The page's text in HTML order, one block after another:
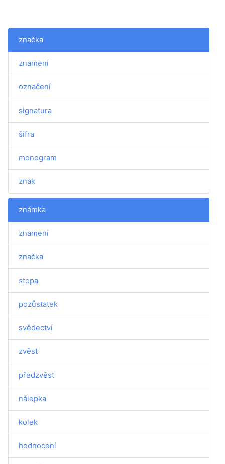
značka
znamení
označení
signatura
šifra
monogram
znak
známka
znamení
značka
stopa
pozůstatek
svědectví
zvěst
předzvěst
nálepka
kolek
hodnocení